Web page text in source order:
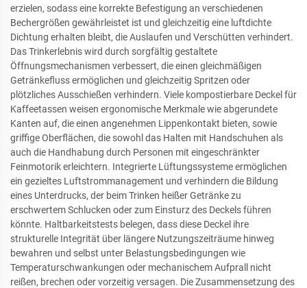
erzielen, sodass eine korrekte Befestigung an verschiedenen
Bechergrößen gewährleistet ist und gleichzeitig eine luftdichte
Dichtung erhalten bleibt, die Auslaufen und Verschütten verhindert.
Das Trinkerlebnis wird durch sorgfältig gestaltete
Öffnungsmechanismen verbessert, die einen gleichmäßigen
Getränkefluss ermöglichen und gleichzeitig Spritzen oder
plötzliches Ausschießen verhindern. Viele kompostierbare Deckel für
Kaffeetassen weisen ergonomische Merkmale wie abgerundete
Kanten auf, die einen angenehmen Lippenkontakt bieten, sowie
griffige Oberflächen, die sowohl das Halten mit Handschuhen als
auch die Handhabung durch Personen mit eingeschränkter
Feinmotorik erleichtern. Integrierte Lüftungssysteme ermöglichen
ein gezieltes Luftstrommanagement und verhindern die Bildung
eines Unterdrucks, der beim Trinken heißer Getränke zu
erschwertem Schlucken oder zum Einsturz des Deckels führen
könnte. Haltbarkeitstests belegen, dass diese Deckel ihre
strukturelle Integrität über längere Nutzungszeiträume hinweg
bewahren und selbst unter Belastungsbedingungen wie
Temperaturschwankungen oder mechanischem Aufprall nicht
reißen, brechen oder vorzeitig versagen. Die Zusammensetzung des